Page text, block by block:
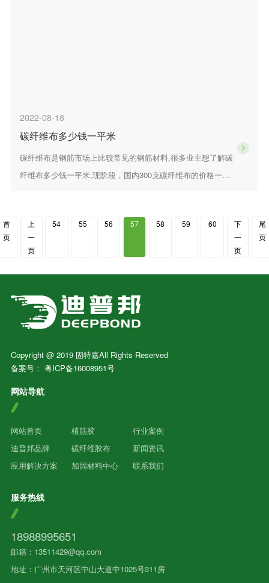
2022-08-18
碳纤维布多少钱一平米
碳纤维布是钢筋市场上比较常见的钢筋材料,很多业主想了解碳
纤维布多少钱一平米,现阶段，国内300克碳纤维布的价格一般
首
页
上
一
页
54 55 56 57 58 59 60
下
一
页
尾
页
Copyright @ 2019 固特嘉All Rights Reserved
备案号： 粤ICP备16008951号
网站导航
网站首页
迪普邦品牌
应用解决方案
植筋胶
碳纤维胶布
加固材料中心
行业案例
新闻资讯
联系我们
服务热线
18988995651
邮箱：13511429@qq.com
地址：广州市天河区中山大道中1025号311房